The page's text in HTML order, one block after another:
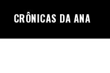
CRÔNICAS DA ANA